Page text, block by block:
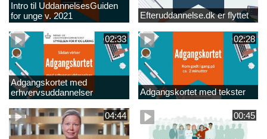
Intro til UddannelsesGuiden
for unge v. 2021
Efteruddannelse.dk er flyttet
02:33
Adgangskortet med
erhvervsuddannelser
02:28
Adgangskortet med tekster
04:44 00:45